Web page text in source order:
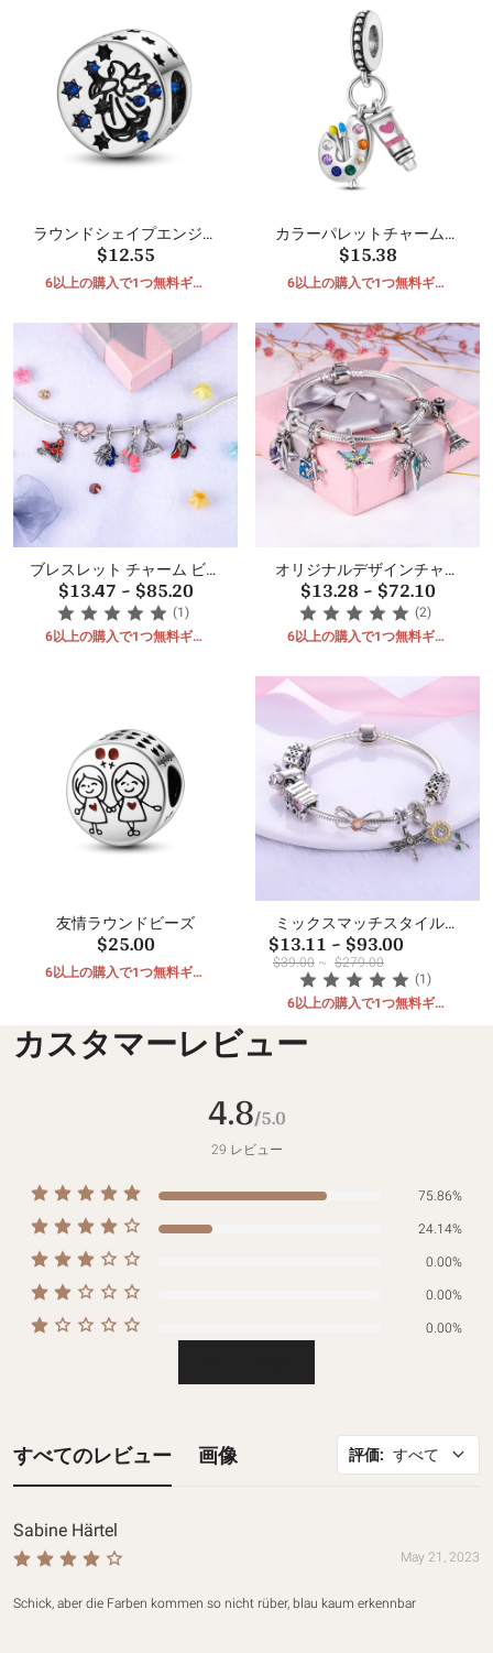
ラウンドシェイプエンジェ
ルビーズ
$12.55
6以上の購入で1つ無料ギフ
カラーパレットチャームビ
ーズ
$15.38
6以上の購入で1つ無料ギフ
ブレスレット チャーム ビー
ズ ペンダント
$13.47~$85.20
(1)
6以上の購入で1つ無料ギフ
オリジナルデザインチャー
ムビーズペンダント
$13.28~$72.10
(2)
6以上の購入で1つ無料ギフ
友情ラウンドビーズ
$25.00
6以上の購入で1つ無料ギフ
ミックスマッチスタイルの
ビーズペンダント
$13.11~$93.00
$39.00 ~ $279.00
(1)
6以上の購入で1つ無料ギフ
カスタマーレビュー
4.8/5.0
29 レビュー
75.86%
24.14%
0.00%
0.00%
0.00%
すべてのレビュー 画像 評価: すべて
Sabine Härtel
May 21, 2023
Schick, aber die Farben kommen so nicht rüber, blau kaum erkennbar